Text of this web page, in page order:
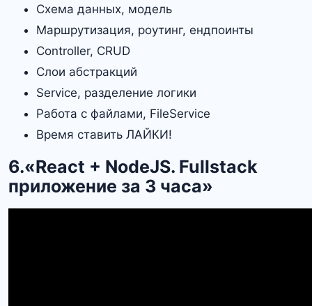
Схема данных, модель
Маршрутизация, роутинг, ендпоинты
Controller, CRUD
Слои абстракций
Service, разделение логики
Работа с файлами, FileService
Время ставить ЛАЙКИ!
6.«React + NodeJS. Fullstack
приложение за 3 часа»